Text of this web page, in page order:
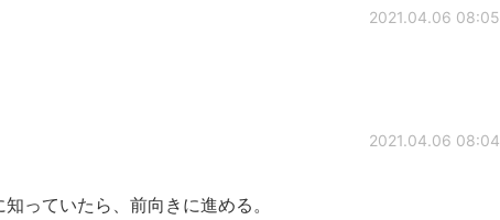
2021.04.06 08:05
2021.04.06 08:04
っていたら、前向きに進める。